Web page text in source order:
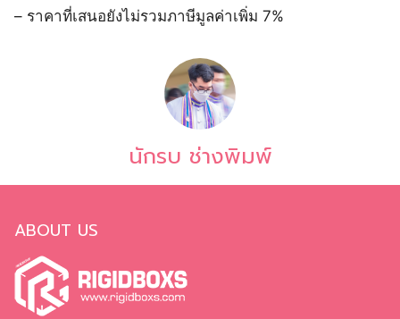
– ราคาที่เสนอยังไม่รวมภาษีมูลค่าเพิ่ม 7%
นักรบ ช่างพิมพ์
ABOUT US